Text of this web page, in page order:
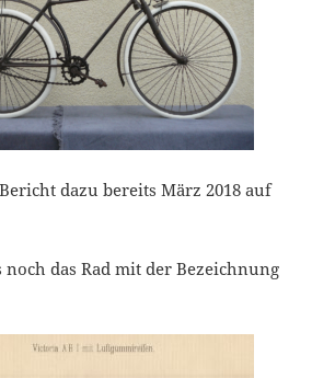
dazu bereits März 2018 auf
noch das Rad mit der Bezeichnung